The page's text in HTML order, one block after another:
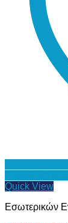
Quick View
Εσωτερικών